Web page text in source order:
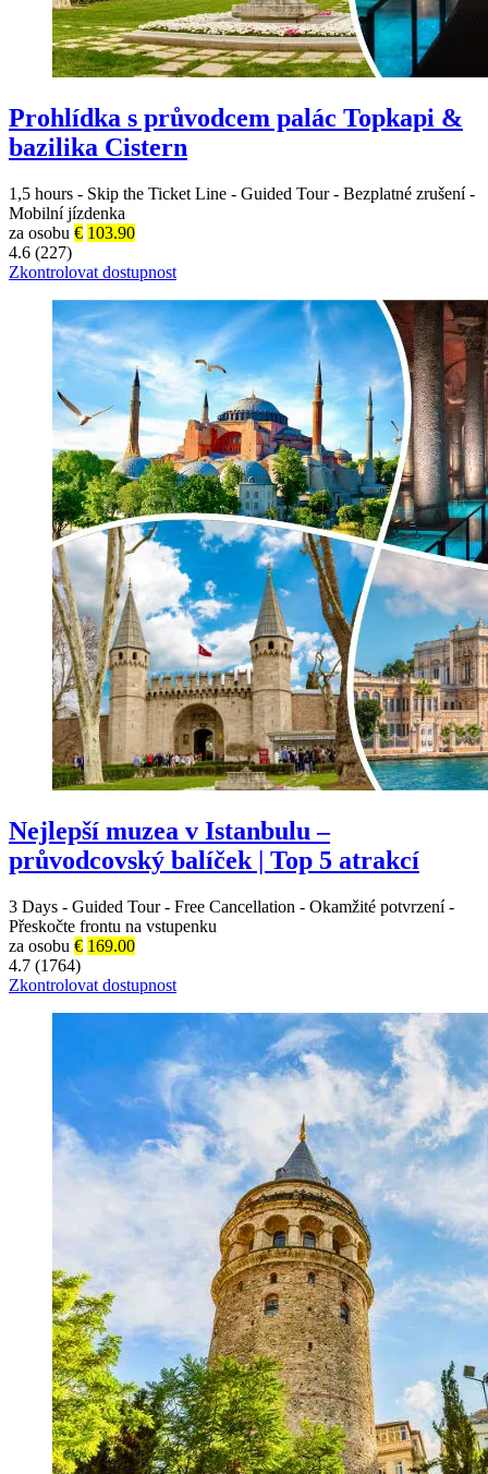
Prohlídka s průvodcem palác Topkapi &
bazilika Cistern
1,5 hours - Skip the Ticket Line - Guided Tour - Bezplatné zrušení -
Mobilní jízdenka
za osobu € 103.90
4.6 (227)
Zkontrolovat dostupnost
Nejlepší muzea v Istanbulu –
průvodcovský balíček | Top 5 atrakcí
3 Days - Guided Tour - Free Cancellation - Okamžité potvrzení -
Přeskočte frontu na vstupenku
za osobu € 169.00
4.7 (1764)
Zkontrolovat dostupnost